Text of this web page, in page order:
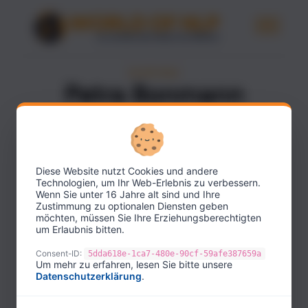
Petra Bonmann
ESCRITORA
Diese Website nutzt Cookies und andere
Technologien, um Ihr Web-Erlebnis zu verbessern.
Wenn Sie unter 16 Jahre alt sind und Ihre
Zustimmung zu optionalen Diensten geben
möchten, müssen Sie Ihre Erziehungsberechtigten
um Erlaubnis bitten.
Consent-ID: 5dda618e-1ca7-480e-90cf-59afe387659a
Um mehr zu erfahren, lesen Sie bitte unsere
Datenschutzerklärung.